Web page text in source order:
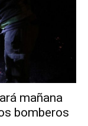
mañana
bomberos